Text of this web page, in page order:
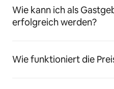
Wie kann ich als
erfolgreich werden?
Wie funktioniert die